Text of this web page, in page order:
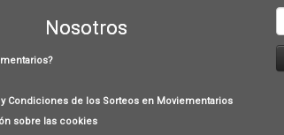
Nosotros
y Condiciones de los Sorteos en Moviementarios
sobre las cookies